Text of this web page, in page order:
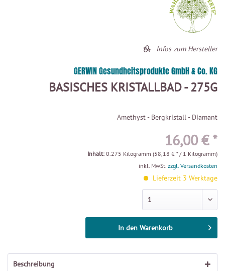
Infos zum Hersteller
GERWIN Gesundheitsprodukte GmbH & Co. KG
BASISCHES KRISTALLBAD - 275G
Amethyst - Bergkristall - Diamant
16,00 € *
Inhalt: 0.275 Kilogramm (58,18 € * / 1 Kilogramm)
inkl. MwSt. zzgl. Versandkosten
Lieferzeit 3 Werktage
In den Warenkorb
Beschreibung